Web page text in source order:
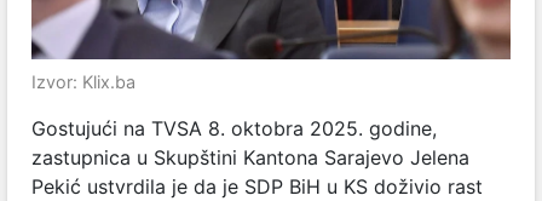
Izvor: Klix.ba
Gostujući na TVSA 8. oktobra 2025. godine,
zastupnica u Skupštini Kantona Sarajevo Jelena
Pekić ustvrdila je da je SDP BiH u KS doživio rast